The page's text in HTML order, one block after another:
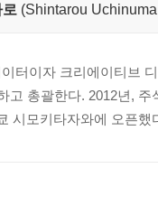
(Shintarou
터이자 크리에이티브
고 총괄한다. 2012년,
시모키타자와에 오픈